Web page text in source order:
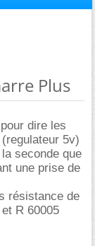
Plus
dire les
5v)
seconde que
une prise de
résistance de
R 60005